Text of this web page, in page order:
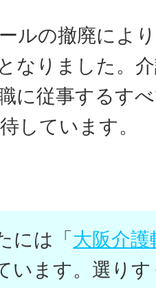
ルの撤廃によ
なりました。
に従事するす
しています。
には「 大阪介
います。選り